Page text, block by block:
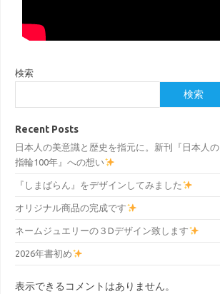
検索
検索
Recent Posts
日本人の美意識と歴史を指元に。新刊『日本人の
指輪100年』への想い
『しまばらん』をデザインしてみました
オリジナル商品の完成です
ネームジュエリーの３Dデザイン致します
2026年書初め
表示できるコメントはありません。